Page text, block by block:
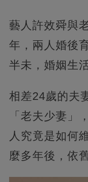
藝人許效舜與
年，兩人婚後
半未，婚姻生
相差24歲的夫
「老夫少妻」
人究竟是如何
麼多年後，依